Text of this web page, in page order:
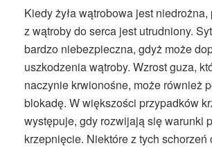
Kiedy żyła wątrobowa jest niedrożna,
z wątroby do serca jest utrudniony.
bardzo niebezpieczna, gdyż może
uszkodzenia wątroby. Wzrost guza,
naczynie krwionośne, może również
blokadę. W większości przypadków
występuje, gdy rozwijają się warunki
krzepnięcie. Niektóre z tych schorzeń